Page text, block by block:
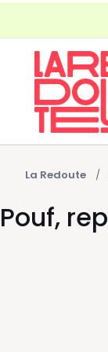
La Redoute
Pouf,